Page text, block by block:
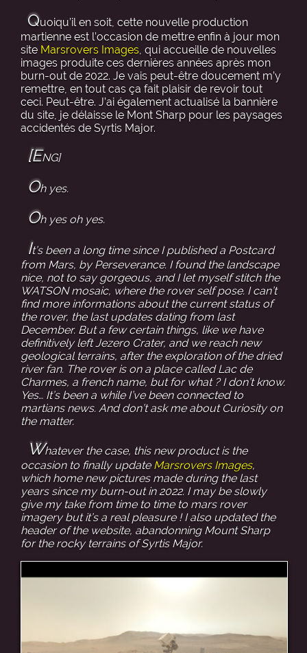
Quoiqu’il en soit, cette nouvelle production
martienne est l’occasion de mettre enfin à jour mon
site Marsrovers Images, qui accueille de nouvelles
images produite ces dernières années après mon
burn-out de 2022. Je vais peut-être doucement m’y
remettre, en tout cas ça fait plaisir de revoir tout
ceci. Peut-être. J’ai également actualisé la bannière
du site, je délaisse le Mont Sharp pour les paysages
accidentés de Syrtis Major.
[ENG]
Oh yes.
Oh yes oh yes.
It’s been a long time since I published a Postcard
from Mars, by Perseverance. I found the landscape
nice, not to say gorgeous, and I let myself stitch the
WATSON mosaic, where the rover self pose. I can’t
find more informations about the current status of
the rover, the last updates dating from last
December. But a few certain things, like we have
definitively left Jezero Crater, and we reach new
geological terrains, after the exploration of the dried
river fan. The rover is on a place called Lac de
Charmes, a french name, but for what ? I don’t know.
Yes… It’s been a while I’ve been connected to
martians news. And don’t ask me about Curiosity on
the matter.
Whatever the case, this new product is the
occasion to finally update Marsrovers Images,
which home new pictures made during the last
years since my burn-out in 2022. I may be slowly
give my take from time to time to mars rover
imagery but it’s a real pleasure ! I also updated the
header of the website, abandonning Mount Sharp
for the rocky terrains of Syrtis Major.